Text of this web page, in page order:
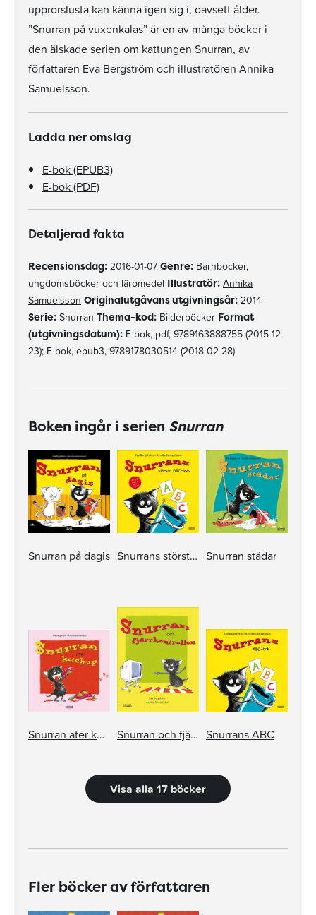
upprorslusta kan känna igen sig i, oavsett ålder.
”Snurran på vuxenkalas” är en av många böcker i
den älskade serien om kattungen Snurran, av
författaren Eva Bergström och illustratören Annika
Samuelsson.
Ladda ner omslag
E-bok (EPUB3)
E-bok (PDF)
Detaljerad fakta
Recensionsdag: 2016-01-07 Genre: Barnböcker,
ungdomsböcker och läromedel Illustratör: Annika
Samuelsson Originalutgåvans utgivningsår: 2014
Serie: Snurran Thema-kod: Bilderböcker Format
(utgivningsdatum): E-bok, pdf, 9789163888755 (2015-12-
23); E-bok, epub3, 9789178030514 (2018-02-28)
Boken ingår i serien Snurran
Snurran på dagis Snurrans största ABC-bok Snurran städar
Snurran äter ketchup Snurran och fjärrkontrollen Snurrans ABC
Visa alla 17 böcker
Fler böcker av författaren